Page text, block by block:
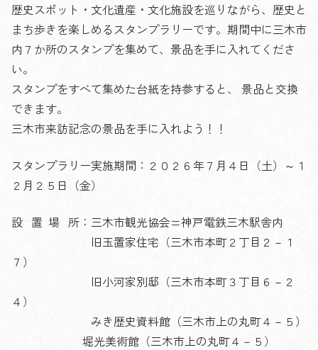
歴史スポット・文化遺産・文化施設を巡りながら、歴史と
まち歩きを楽しめるスタンプラリーです。期間中に三木市
内７か所のスタンプを集めて、景品を手に入れてくださ
い。
スタンプをすべて集めた台紙を持参すると、 景品と交換
できます。
三木市来訪記念の景品を手に入れよう！！
スタンプラリー実施期間：２０２６年７月４日（土）～１
２月２５日（金）
設 置 場 所：三木市観光協会=神戸電鉄三木駅舎内
旧玉置家住宅（三木市本町２丁目２－１
７）
旧小河家別邸（三木市本町３丁目６－２
４）
みき歴史資料館（三木市上の丸町４－５）
堀光美術館（三木市上の丸町４－５）